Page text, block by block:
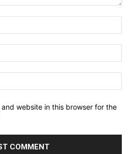
and website in this browser for the